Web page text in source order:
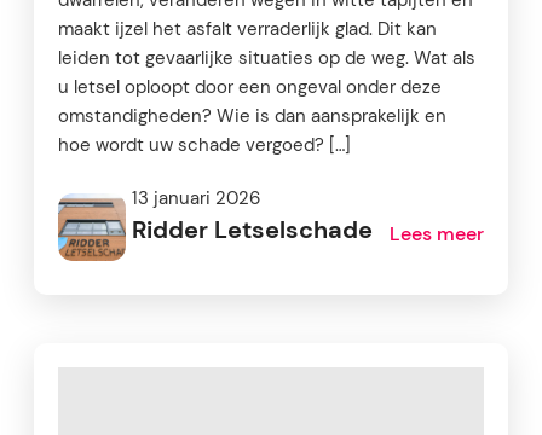
maakt ijzel het asfalt verraderlijk glad. Dit kan
leiden tot gevaarlijke situaties op de weg. Wat als
u letsel oploopt door een ongeval onder deze
omstandigheden? Wie is dan aansprakelijk en
hoe wordt uw schade vergoed? […]
13 januari 2026
Ridder Letselschade Lees meer